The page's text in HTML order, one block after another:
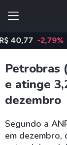
-2,79%
Petrobras
e atinge
dezembro
Segundo a
em